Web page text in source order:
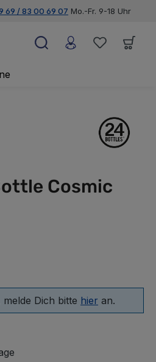
69 / 83 00 69 07 Mo.-Fr. 9-18 Uhr
Cosmic
Dich bitte hier an.